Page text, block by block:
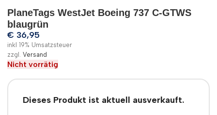
PlaneTags WestJet Boeing 737 C-GTWS
blaugrün
€ 36,95
inkl 19% Umsatzsteuer
zzgl. Versand
Nicht vorrätig
Dieses Produkt ist aktuell ausverkauft.